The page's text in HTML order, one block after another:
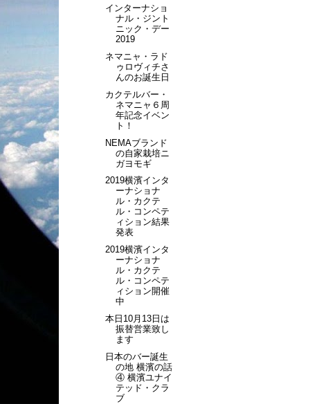
インターナショ
ナル・ジント
ニック・デー
2019
ネマニャ・ラド
ゥロヴィチさ
んのお誕生日
カクテルバー・
ネマニャ６周
年記念イベン
ト！
NEMAブランド
の自家栽培ニ
ガヨモギ
2019横濱インタ
ーナショナ
ル・カクテ
ル・コンペテ
ィション結果
発表
2019横濱インタ
ーナショナ
ル・カクテ
ル・コンペテ
ィション開催
中
本日10月13日は
振替営業致し
ます
日本のバー誕生
の地 横濱の話
④ 横濱ユナイ
テッド・クラ
ブ